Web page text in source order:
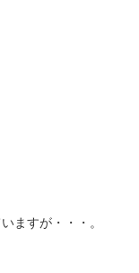
ますが・・・。